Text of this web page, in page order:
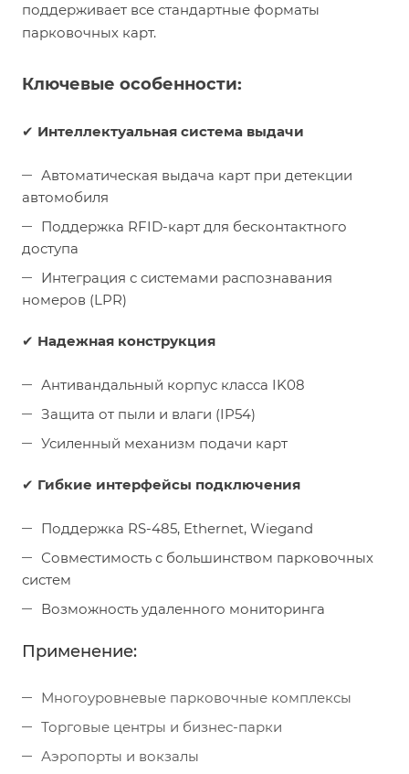
поддерживает все стандартные форматы
парковочных карт.
Ключевые особенности:
✔ Интеллектуальная система выдачи
Автоматическая выдача карт при детекции
автомобиля
Поддержка RFID-карт для бесконтактного
доступа
Интеграция с системами распознавания
номеров (LPR)
✔ Надежная конструкция
Антивандальный корпус класса IK08
Защита от пыли и влаги (IP54)
Усиленный механизм подачи карт
✔ Гибкие интерфейсы подключения
Поддержка RS-485, Ethernet, Wiegand
Совместимость с большинством парковочных
систем
Возможность удаленного мониторинга
Применение:
Многоуровневые парковочные комплексы
Торговые центры и бизнес-парки
Аэропорты и вокзалы